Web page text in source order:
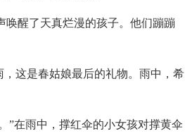
唤醒了天真烂漫的孩子。他们蹦蹦
这是春姑娘最后的礼物。雨中，希
”在雨中，撑红伞的小女孩对撑黄伞